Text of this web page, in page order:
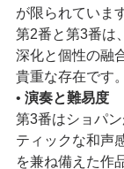
が限られていま
第2番と第3番は
深化と個性の融
貴重な存在です。
• 演奏と難易度
第3番はショパ
ティックな和声
を兼ね備えた作